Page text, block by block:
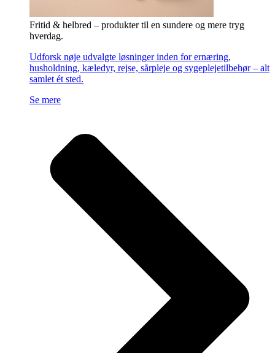
Fritid & helbred – produkter til en sundere og mere tryg
hverdag.
Udforsk nøje udvalgte løsninger inden for ernæring,
husholdning, kæledyr, rejse, sårpleje og sygeplejetilbehør – alt
samlet ét sted.
Se mere